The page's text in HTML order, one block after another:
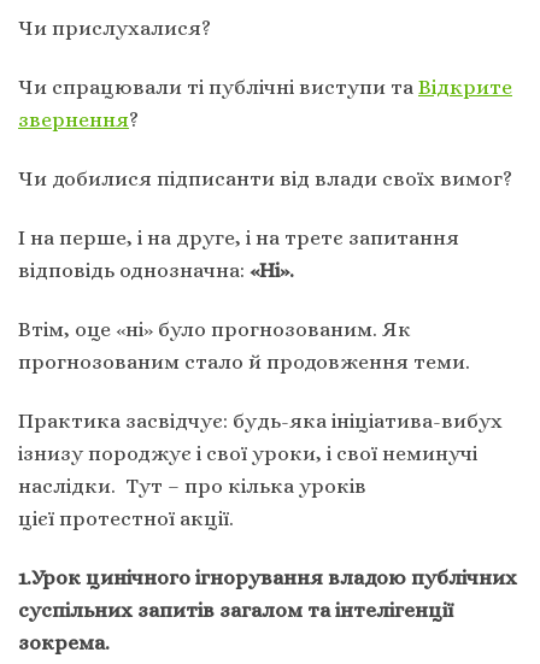
Чи прислухалися?
Чи спрацювали ті публічні виступи та Відкрите
звернення?
Чи добилися підписанти від влади своїх вимог?
І на перше, і на друге, і на третє запитання
відповідь однозначна: «Ні».
Втім, оце «ні» було прогнозованим. Як
прогнозованим стало й продовження теми.
Практика засвідчує: будь-яка ініціатива-вибух
ізнизу породжує і свої уроки, і свої неминучі
наслідки. Тут – про кілька уроків
цієї протестної акції.
1.Урок цинічного ігнорування владою публічних
суспільних запитів загалом та інтелігенції
зокрема.